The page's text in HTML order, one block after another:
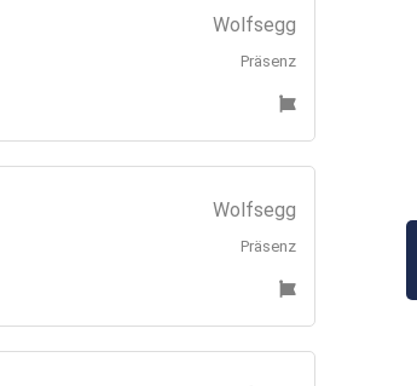
Wolfsegg
Präsenz
Wolfsegg
Präsenz